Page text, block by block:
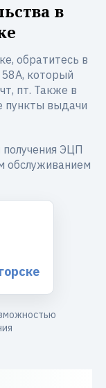
в
обратитесь в
который
пт. Также в
пункты выдачи
ЭЦП
обслуживанием